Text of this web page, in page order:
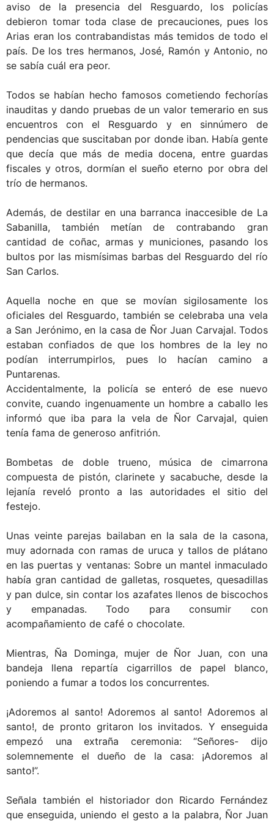
aviso de la presencia del Resguardo, los policías
debieron tomar toda clase de precauciones, pues los
Arias eran los contrabandistas más temidos de todo el
país. De los tres hermanos, José, Ramón y Antonio, no
se sabía cuál era peor.
Todos se habían hecho famosos cometiendo fechorías
inauditas y dando pruebas de un valor temerario en sus
encuentros con el Resguardo y en sinnúmero de
pendencias que suscitaban por donde iban. Había gente
que decía que más de media docena, entre guardas
fiscales y otros, dormían el sueño eterno por obra del
trío de hermanos.
Además, de destilar en una barranca inaccesible de La
Sabanilla, también metían de contrabando gran
cantidad de coñac, armas y municiones, pasando los
bultos por las mismísimas barbas del Resguardo del río
San Carlos.
Aquella noche en que se movían sigilosamente los
oficiales del Resguardo, también se celebraba una vela
a San Jerónimo, en la casa de Ñor Juan Carvajal. Todos
estaban confiados de que los hombres de la ley no
podían interrumpirlos, pues lo hacían camino a
Puntarenas.
Accidentalmente, la policía se enteró de ese nuevo
convite, cuando ingenuamente un hombre a caballo les
informó que iba para la vela de Ñor Carvajal, quien
tenía fama de generoso anfitrión.
Bombetas de doble trueno, música de cimarrona
compuesta de pistón, clarinete y sacabuche, desde la
lejanía reveló pronto a las autoridades el sitio del
festejo.
Unas veinte parejas bailaban en la sala de la casona,
muy adornada con ramas de uruca y tallos de plátano
en las puertas y ventanas: Sobre un mantel inmaculado
había gran cantidad de galletas, rosquetes, quesadillas
y pan dulce, sin contar los azafates llenos de biscochos
y empanadas. Todo para consumir con
acompañamiento de café o chocolate.
Mientras, Ña Dominga, mujer de Ñor Juan, con una
bandeja llena repartía cigarrillos de papel blanco,
poniendo a fumar a todos los concurrentes.
¡Adoremos al santo! Adoremos al santo! Adoremos al
santo!, de pronto gritaron los invitados. Y enseguida
empezó una extraña ceremonia: “Señores- dijo
solemnemente el dueño de la casa: ¡Adoremos al
santo!”.
Señala también el historiador don Ricardo Fernández
que enseguida, uniendo el gesto a la palabra, Ñor Juan